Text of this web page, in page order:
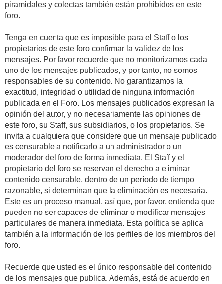
piramidales y colectas también están prohibidos en este
foro.
Tenga en cuenta que es imposible para el Staff o los
propietarios de este foro confirmar la validez de los
mensajes. Por favor recuerde que no monitorizamos cada
uno de los mensajes publicados, y por tanto, no somos
responsables de su contenido. No garantizamos la
exactitud, integridad o utilidad de ninguna información
publicada en el Foro. Los mensajes publicados expresan la
opinión del autor, y no necesariamente las opiniones de
este foro, su Staff, sus subsidiarios, o los propietarios. Se
invita a cualquiera que considere que un mensaje publicado
es censurable a notificarlo a un administrador o un
moderador del foro de forma inmediata. El Staff y el
propietario del foro se reservan el derecho a eliminar
contenido censurable, dentro de un período de tiempo
razonable, si determinan que la eliminación es necesaria.
Este es un proceso manual, así que, por favor, entienda que
pueden no ser capaces de eliminar o modificar mensajes
particulares de manera inmediata. Esta política se aplica
también a la información de los perfiles de los miembros del
foro.
Recuerde que usted es el único responsable del contenido
de los mensajes que publica. Además, está de acuerdo en